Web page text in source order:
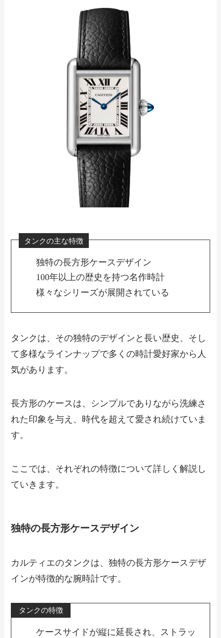
タンクの主な特徴
独特の長方形ケースデザイン
100年以上の歴史を持つ名作時計
様々なシリーズが展開されている
タンクは、その独特のデザインと長い歴史、そし
て多様なラインナップで多くの時計愛好家から人
気があります。
長方形のケースは、シンプルでありながら洗練さ
れた印象を与え、時代を超えて愛され続けていま
す。
ここでは、それぞれの特徴について詳しく解説し
ていきます。
独特の長方形ケースデザイン
カルティエのタンクは、独特の長方形ケースデザ
インが特徴的な腕時計です。
タンクの特徴
ケースサイドが縦に延長され、ストラッ